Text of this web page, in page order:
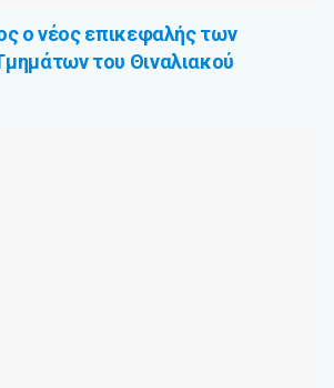
ο νέος επικεφαλής των
του Θιναλιακού